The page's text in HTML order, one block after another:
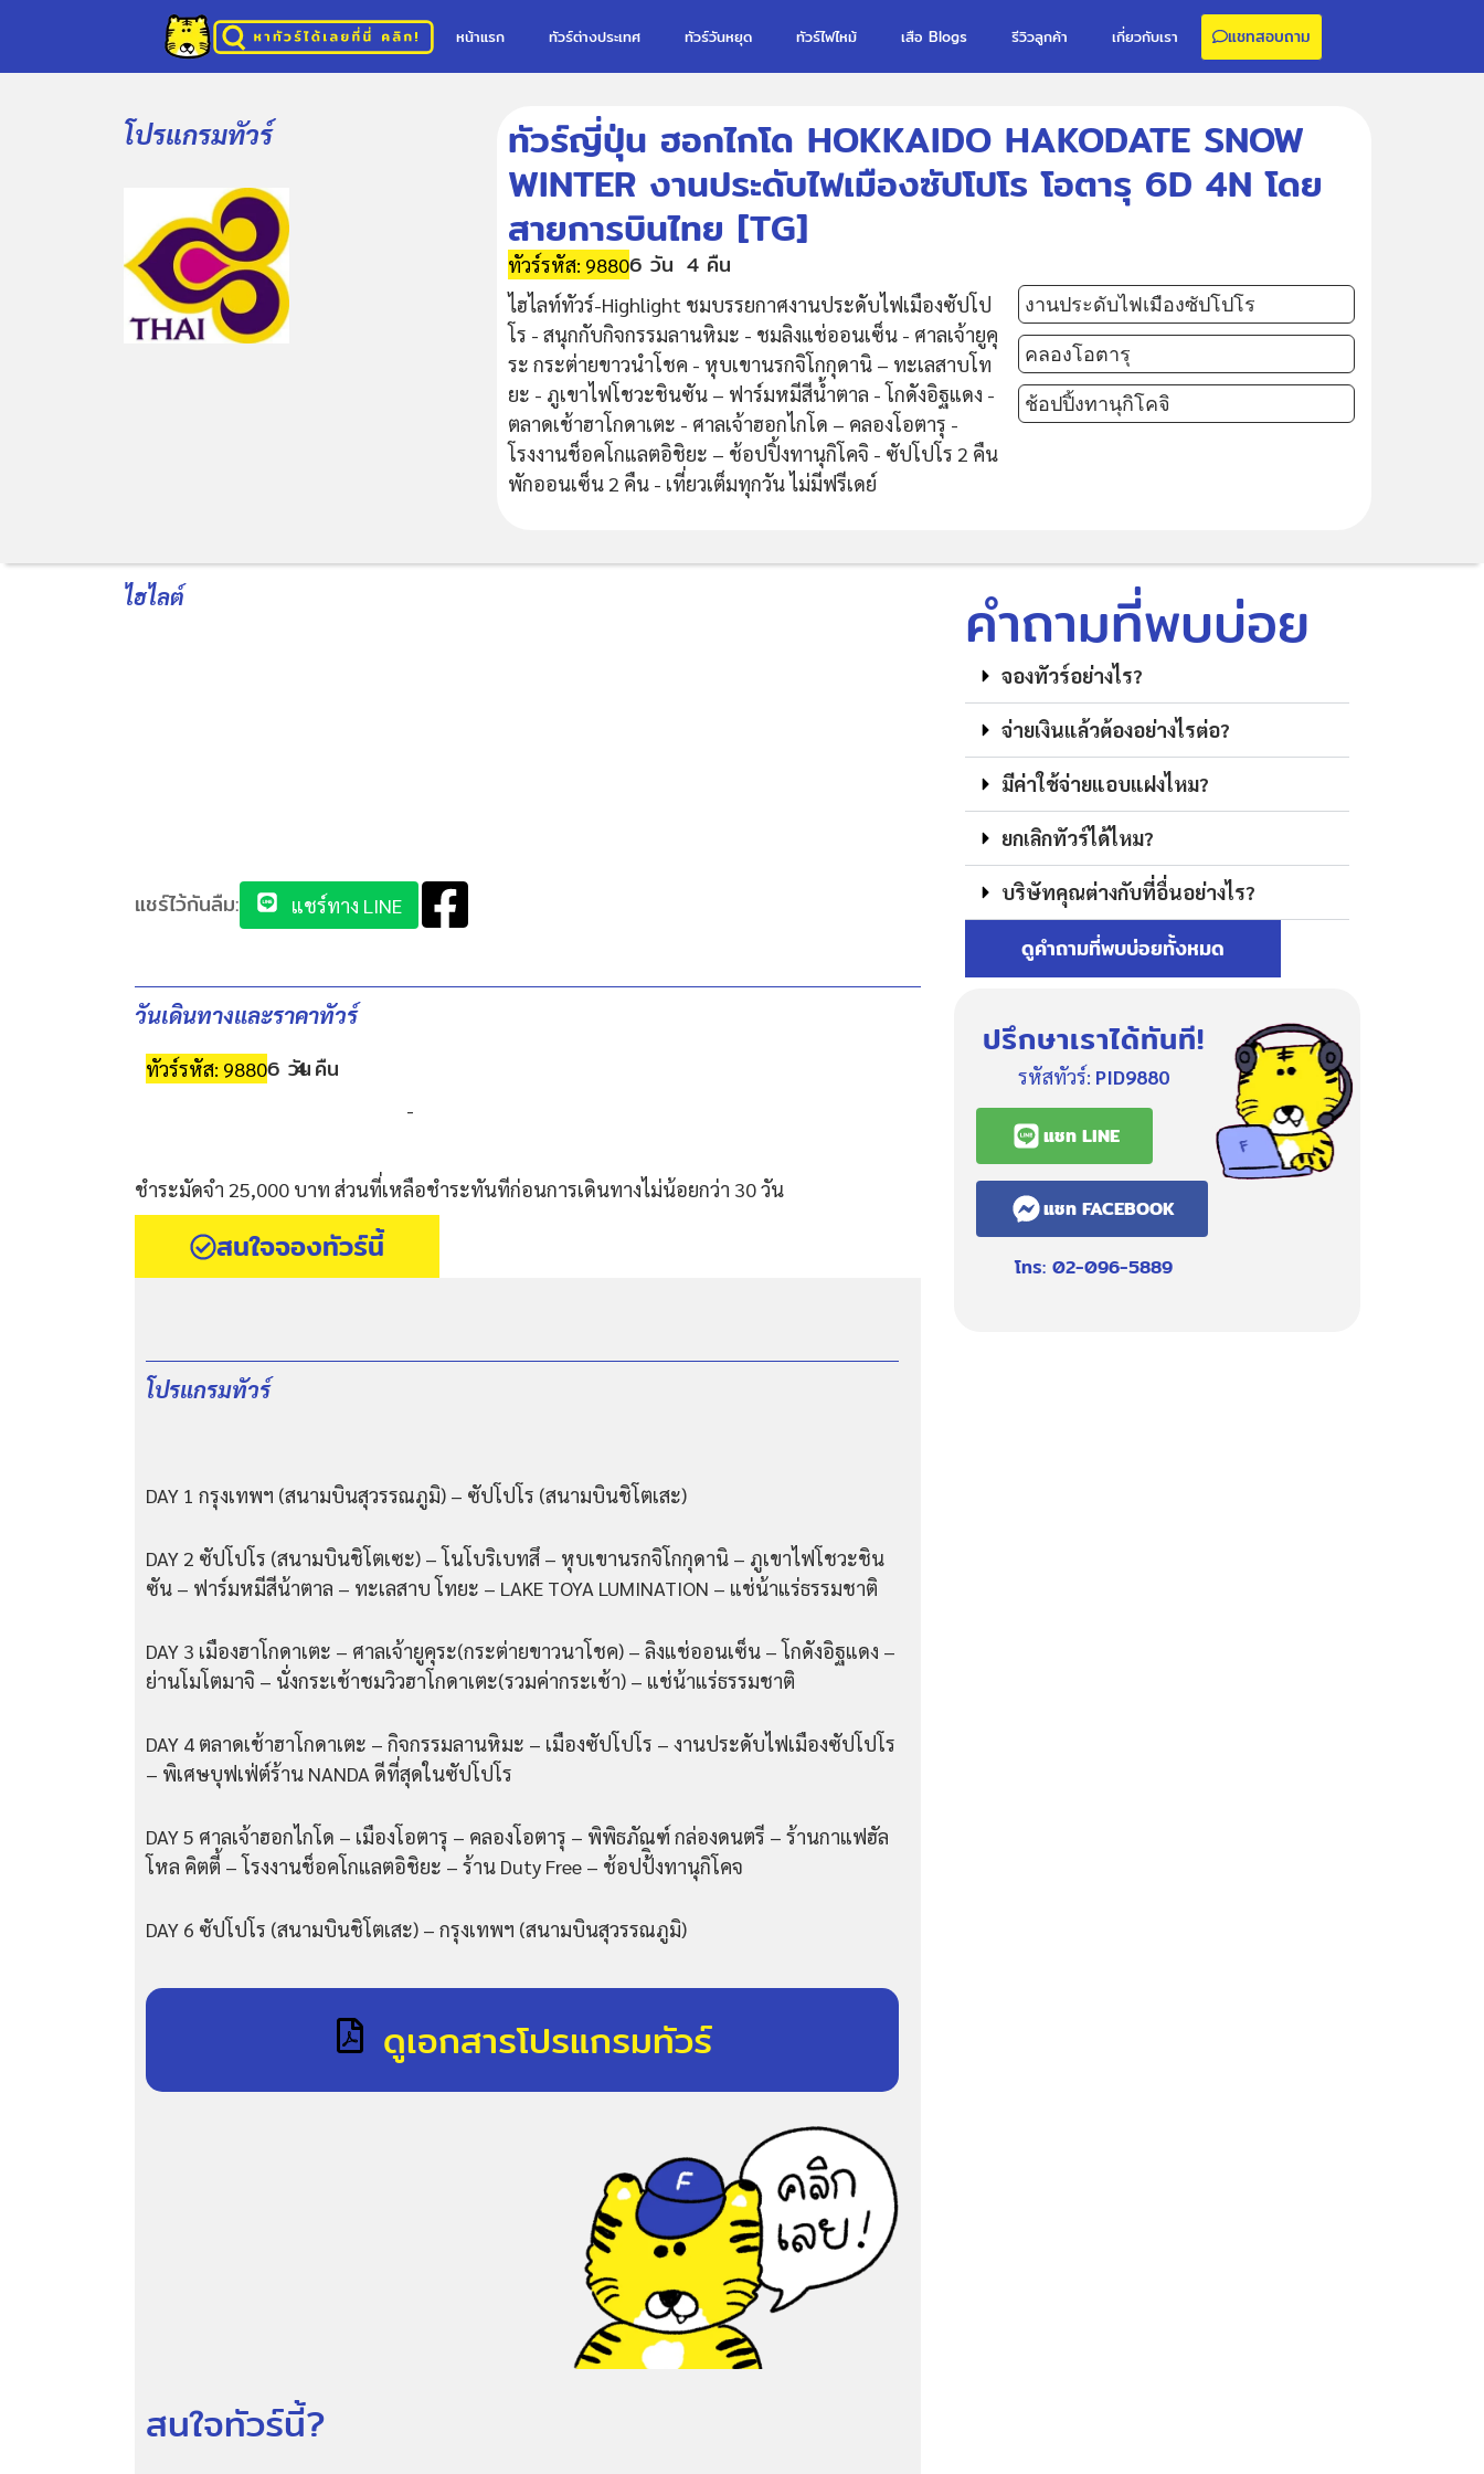
หน้าแรก ทัวร์ต่างประเทศ ทัวร์วันหยุด ทัวร์ไฟไหม้ เสือ Blogs รีวิวลูกค้า เกี่ยวกับเรา แชทสอบถาม
โปรแกรมทัวร์
ทัวร์ญี่ปุ่น ฮอกไกโด HOKKAIDO HAKODATE SNOW
WINTER งานประดับไฟเมืองซัปโปโร โอตารุ 6D 4N โดย
สายการบินไทย [TG]
ทัวร์รหัส: 98806 วัน 4 คืน
ไฮไลท์ทัวร์-Highlight ชมบรรยกาศงานประดับไฟเมืองซัปโป
โร - สนุกกับกิจกรรมลานหิมะ - ชมลิงแช่ออนเซ็น - ศาลเจ้ายูคุ
ระ กระต่ายขาวนำโชค - หุบเขานรกจิโกกุดานิ – ทะเลสาบโท
ยะ - ภูเขาไฟโชวะชินซัน – ฟาร์มหมีสีน้ำตาล - โกดังอิฐแดง -
ตลาดเช้าฮาโกดาเตะ - ศาลเจ้าฮอกไกโด – คลองโอตารุ -
โรงงานช็อคโกแลตอิชิยะ – ช้อปปิ้งทานุกิโคจิ - ซัปโปโร 2 คืน
พักออนเซ็น 2 คืน - เที่ยวเต็มทุกวัน ไม่มีฟรีเดย์
งานประดับไฟเมืองซัปโปโร
คลองโอตารุ
ช้อปปิ้งทานุกิโคจิ
ไฮไลต์
แชร์ไว้กันลืม: แชร์ทาง LINE
วันเดินทางและราคาทัวร์
ทัวร์รหัส: 98806 วัน4 คืน
-
ชำระมัดจำ 25,000 บาท ส่วนที่เหลือชำระทันทีก่อนการเดินทางไม่น้อยกว่า 30 วัน
สนใจจองทัวร์นี้
โปรแกรมทัวร์
DAY 1 กรุงเทพฯ (สนามบินสุวรรณภูมิ) – ซัปโปโร (สนามบินชิโตเสะ)
DAY 2 ซัปโปโร (สนามบินชิโตเซะ) – โนโบริเบทสึ – หุบเขานรกจิโกกุดานิ – ภูเขาไฟโชวะชิน
ซัน – ฟาร์มหมีสีน้าตาล – ทะเลสาบ โทยะ – LAKE TOYA LUMINATION – แช่น้าแร่ธรรมชาติ
DAY 3 เมืองฮาโกดาเตะ – ศาลเจ้ายูคุระ(กระต่ายขาวนาโชค) – ลิงแช่ออนเซ็น – โกดังอิฐแดง –
ย่านโมโตมาจิ – นั่งกระเช้าชมวิวฮาโกดาเตะ(รวมค่ากระเช้า) – แช่น้าแร่ธรรมชาติ
DAY 4 ตลาดเช้าฮาโกดาเตะ – กิจกรรมลานหิมะ – เมืองซัปโปโร – งานประดับไฟเมืองซัปโปโร
– พิเศษบุฟเฟ่ต์ร้าน NANDA ดีที่สุดในซัปโปโร
DAY 5 ศาลเจ้าฮอกไกโด – เมืองโอตารุ – คลองโอตารุ – พิพิธภัณฑ์ กล่องดนตรี – ร้านกาแฟฮัล
โหล คิตตี้ – โรงงานช็อคโกแลตอิชิยะ – ร้าน Duty Free – ช้อปป้ิงทานุกิโคจ
DAY 6 ซัปโปโร (สนามบินชิโตเสะ) – กรุงเทพฯ (สนามบินสุวรรณภูมิ)
ดูเอกสารโปรแกรมทัวร์
สนใจทัวร์นี้?
คำถามที่พบบ่อย
จองทัวร์อย่างไร?
จ่ายเงินแล้วต้องอย่างไรต่อ?
มีค่าใช้จ่ายแอบแฝงไหม?
ยกเลิกทัวร์ได้ไหม?
บริษัทคุณต่างกับที่อื่นอย่างไร?
ดูคำถามที่พบบ่อยทั้งหมด
ปรึกษาเราได้ทันที!
รหัสทัวร์: PID9880
แชท LINE
แชท FACEBOOK
โทร: 02-096-5889